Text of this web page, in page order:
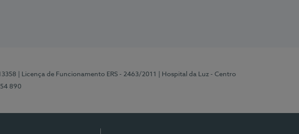
| Licença de Funcionamento ERS - 2463/2011
| Hospital da Luz - Centro
890